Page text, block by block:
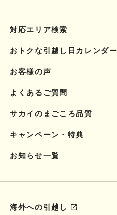
対応エリア検索
おトクな引越し日カレンダー
お客様の声
よくあるご質問
サカイのまごころ品質
キャンペーン・特典
お知らせ一覧
海外への引越し